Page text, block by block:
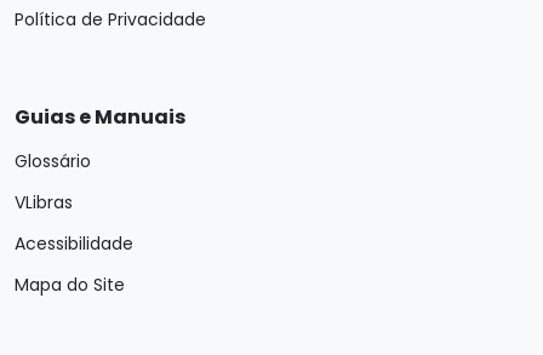
Política de Privacidade
Guias e Manuais
Glossário
VLibras
Acessibilidade
Mapa do Site